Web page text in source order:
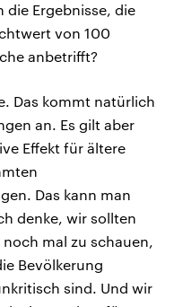
die Ergebnisse, die
von 100
anbetrifft?
Das kommt natürlich
an. Es gilt aber
Effekt für ältere
Das kann man
denke, wir sollten
mal zu schauen,
Bevölkerung
sind. Und wir